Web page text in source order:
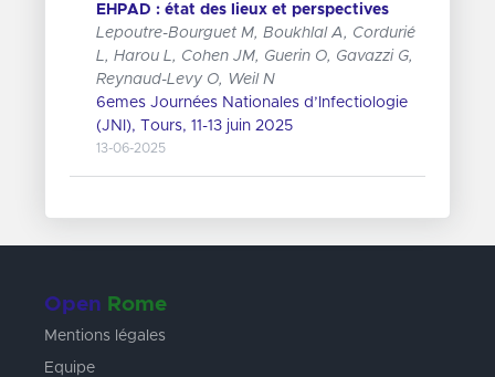
EHPAD : état des lieux et perspectives
Lepoutre-Bourguet M, Boukhlal A, Cordurié
L, Harou L, Cohen JM, Guerin O, Gavazzi G,
Reynaud-Levy O, Weil N
6emes Journées Nationales d’Infectiologie
(JNI), Tours, 11-13 juin 2025
13-06-2025
Open Rome
Mentions légales
Equipe